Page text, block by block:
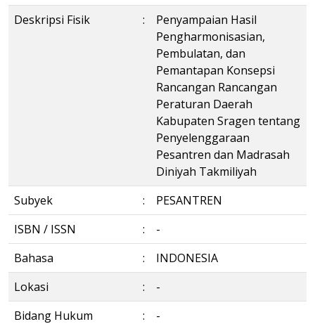
Deskripsi Fisik
:
Penyampaian Hasil
Pengharmonisasian,
Pembulatan, dan
Pemantapan Konsepsi
Rancangan Rancangan
Peraturan Daerah
Kabupaten Sragen tentang
Penyelenggaraan
Pesantren dan Madrasah
Diniyah Takmiliyah
Subyek
:
PESANTREN
ISBN / ISSN
:
-
Bahasa
:
INDONESIA
Lokasi
:
-
Bidang Hukum
:
-